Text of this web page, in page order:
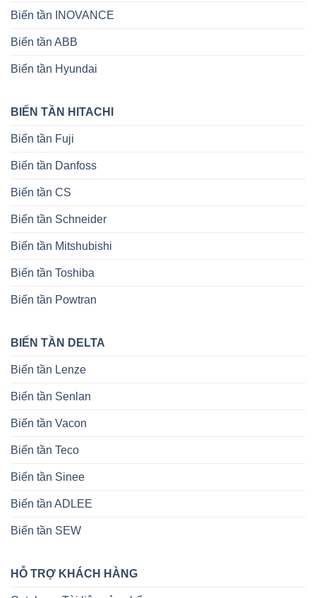
Biến tần INOVANCE
Biến tần ABB
Biến tần Hyundai
BIẾN TẦN HITACHI
Biến tần Fuji
Biến tần Danfoss
Biến tần CS
Biến tần Schneider
Biến tần Mitshubishi
Biến tần Toshiba
Biến tần Powtran
BIẾN TẦN DELTA
Biến tần Lenze
Biến tần Senlan
Biến tần Vacon
Biến tần Teco
Biến tần Sinee
Biến tần ADLEE
Biến tần SEW
HỖ TRỢ KHÁCH HÀNG